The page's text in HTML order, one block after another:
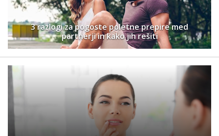
3 razlogi za pogoste poletne prepire med
partnerji in kako jih rešiti